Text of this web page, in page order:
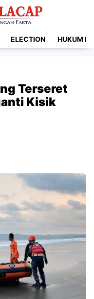
ELECTION HUKUM
Terseret
Kisik